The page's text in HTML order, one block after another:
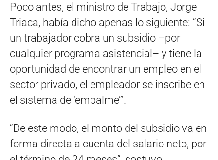
Poco antes, el ministro de Trabajo, Jorge
Triaca, había dicho apenas lo siguiente: “Si
un trabajador cobra un subsidio –por
cualquier programa asistencial– y tiene la
oportunidad de encontrar un empleo en el
sector privado, el empleador se inscribe en
el sistema de ‘empalme’”.
“De este modo, el monto del subsidio va en
forma directa a cuenta del salario neto, por